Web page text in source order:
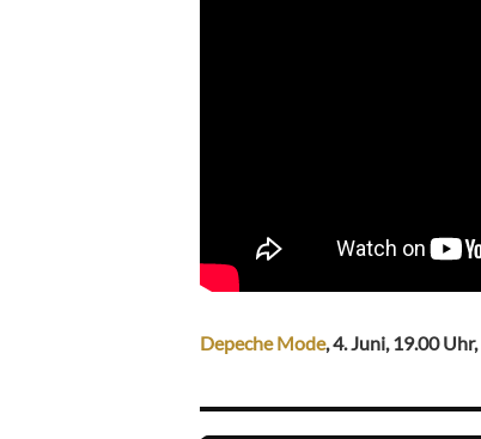
Depeche Mode, 4. Juni, 19.00 Uhr,